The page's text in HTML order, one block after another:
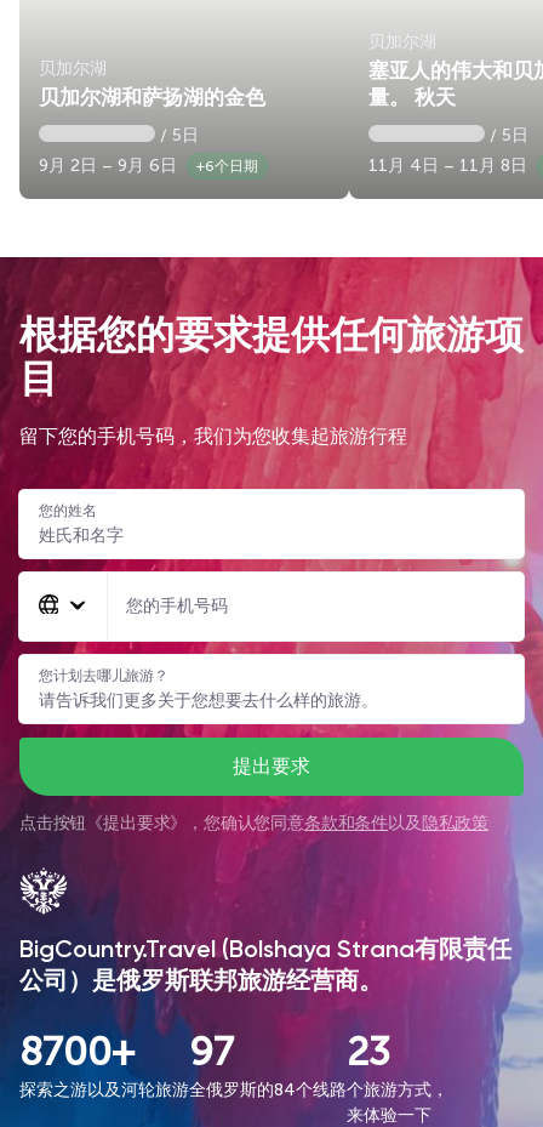
贝加尔湖
贝加尔湖和萨扬湖的金色
/ 5日
9月 2日 – 9月 6日
+6个日期
贝加尔湖
塞亚人的伟大和贝
量。 秋天
/ 5日
11月 4日 – 11月 8日
根据您的要求提供任何旅游项
目
留下您的手机号码，我们为您收集起旅游行程
您的姓名
您的手机号码
您计划去哪儿旅游？
提出要求
点击按钮《提出要求》，您确认您同意条款和条件以及 隐私政策
BigCountry.Travel (Bolshaya Strana有限责任
公司）是俄罗斯联邦旅游经营商。
8700+
探索之游以及河轮旅游
97
全俄罗斯的84个线路
23
个旅游方式，
来体验一下